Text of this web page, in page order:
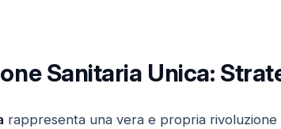
Sanitaria Unica:
rappresenta una vera e propria